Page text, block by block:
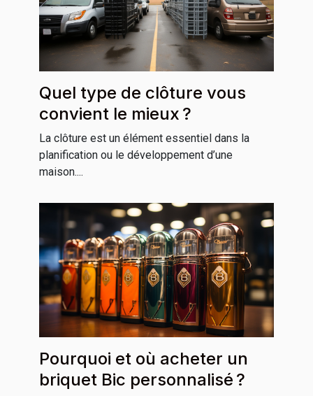
Quel type de clôture vous
convient le mieux ?
La clôture est un élément essentiel dans la
planification ou le développement d’une
maison....
Pourquoi et où acheter un
briquet Bic personnalisé ?